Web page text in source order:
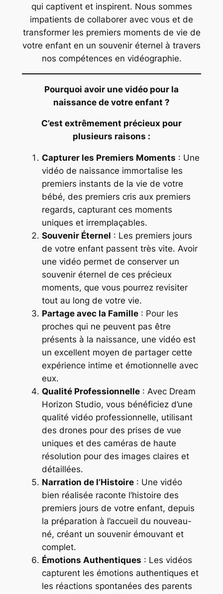
qui captivent et inspirent. Nous sommes
impatients de collaborer avec vous et de
transformer les premiers moments de vie de
votre enfant en un souvenir éternel à travers
nos compétences en vidéographie.
Pourquoi avoir une vidéo pour la
naissance de votre enfant ?
C’est extrêmement précieux pour
plusieurs raisons :
Capturer les Premiers Moments : Une
vidéo de naissance immortalise les
premiers instants de la vie de votre
bébé, des premiers cris aux premiers
regards, capturant ces moments
uniques et irremplaçables.
Souvenir Éternel : Les premiers jours
de votre enfant passent très vite. Avoir
une vidéo permet de conserver un
souvenir éternel de ces précieux
moments, que vous pourrez revisiter
tout au long de votre vie.
Partage avec la Famille: Pour les
proches qui ne peuvent pas être
présents à la naissance, une vidéo est
un excellent moyen de partager cette
expérience intime et émotionnelle avec
eux.
Qualité Professionnelle: Avec Dream
Horizon Studio, vous bénéficiez d’une
qualité vidéo professionnelle, utilisant
des drones pour des prises de vue
uniques et des caméras de haute
résolution pour des images claires et
détaillées.
Narration de l’Histoire: Une vidéo
bien réalisée raconte l’histoire des
premiers jours de votre enfant, depuis
la préparation à l’accueil du nouveau-
né, créant un souvenir émouvant et
complet.
Émotions Authentiques : Les vidéos
capturent les émotions authentiques et
les réactions spontanées des parents